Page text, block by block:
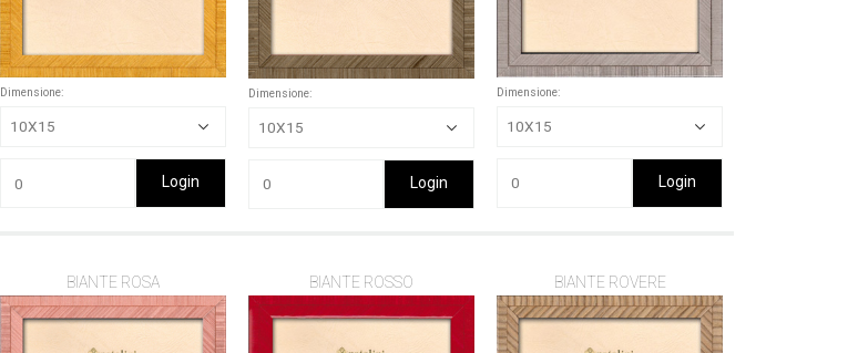
Dimensione:
Login
Dimensione:
Login
Dimensione:
Login
BIANTE ROSA BIANTE ROSSO BIANTE ROVERE